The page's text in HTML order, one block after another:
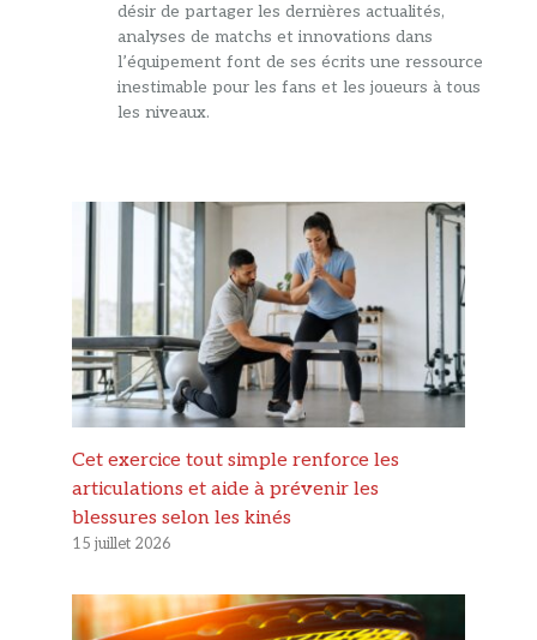
désir de partager les dernières actualités,
analyses de matchs et innovations dans
l’équipement font de ses écrits une ressource
inestimable pour les fans et les joueurs à tous
les niveaux.
Cet exercice tout simple renforce les
articulations et aide à prévenir les
blessures selon les kinés
15 juillet 2026